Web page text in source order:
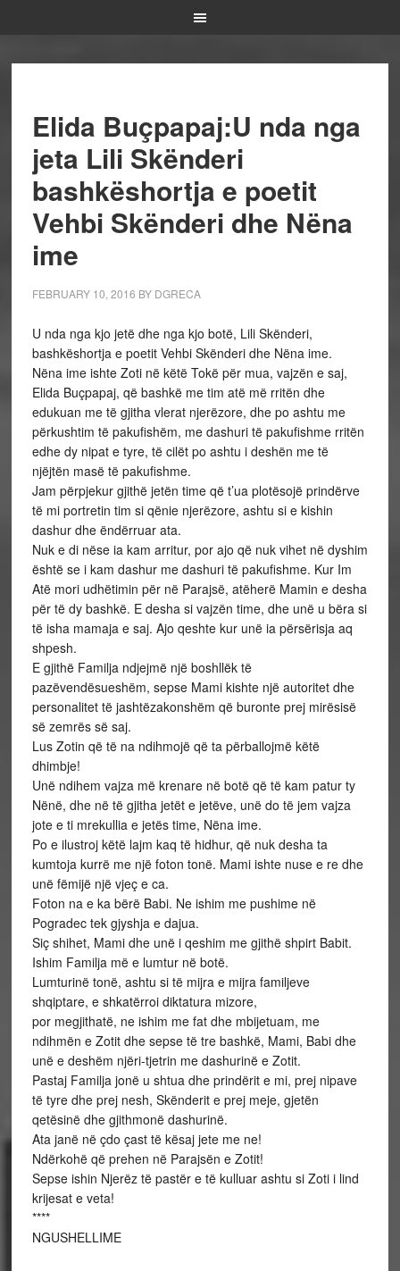
Elida Buçpapaj:U nda nga
jeta Lili Skënderi
bashkëshortja e poetit
Vehbi Skënderi dhe Nëna
ime
FEBRUARY 10, 2016 BY DGRECA
U nda nga kjo jetë dhe nga kjo botë, Lili Skënderi,
bashkëshortja e poetit Vehbi Skënderi dhe Nëna ime.
Nëna ime ishte Zoti në këtë Tokë për mua, vajzën e saj,
Elida Buçpapaj, që bashkë me tim atë më rritën dhe
edukuan me të gjitha vlerat njerëzore, dhe po ashtu me
përkushtim të pakufishëm, me dashuri të pakufishme rritën
edhe dy nipat e tyre, të cilët po ashtu i deshën me të
njëjtën masë të pakufishme.
Jam përpjekur gjithë jetën time që t’ua plotësojë prindërve
të mi portretin tim si qënie njerëzore, ashtu si e kishin
dashur dhe ëndërruar ata.
Nuk e di nëse ia kam arritur, por ajo që nuk vihet në dyshim
është se i kam dashur me dashuri të pakufishme. Kur Im
Atë mori udhëtimin për në Parajsë, atëherë Mamin e desha
për të dy bashkë. E desha si vajzën time, dhe unë u bëra si
të isha mamaja e saj. Ajo qeshte kur unë ia përsërisja aq
shpesh.
E gjithë Familja ndjejmë një boshllëk të
pazëvendësueshëm, sepse Mami kishte një autoritet dhe
personalitet të jashtëzakonshëm që buronte prej mirësisë
së zemrës së saj.
Lus Zotin që të na ndihmojë që ta përballojmë këtë
dhimbje!
Unë ndihem vajza më krenare në botë që të kam patur ty
Nënë, dhe në të gjitha jetët e jetëve, unë do të jem vajza
jote e ti mrekullia e jetës time, Nëna ime.
Po e ilustroj këtë lajm kaq të hidhur, që nuk desha ta
kumtoja kurrë me një foton tonë. Mami ishte nuse e re dhe
unë fëmijë një vjeç e ca.
Foton na e ka bërë Babi. Ne ishim me pushime në
Pogradec tek gjyshja e dajua.
Siç shihet, Mami dhe unë i qeshim me gjithë shpirt Babit.
Ishim Familja më e lumtur në botë.
Lumturinë tonë, ashtu si të mijra e mijra familjeve
shqiptare, e shkatërroi diktatura mizore,
por megjithatë, ne ishim me fat dhe mbijetuam, me
ndihmën e Zotit dhe sepse të tre bashkë, Mami, Babi dhe
unë e deshëm njëri-tjetrin me dashurinë e Zotit.
Pastaj Familja jonë u shtua dhe prindërit e mi, prej nipave
të tyre dhe prej nesh, Skënderit e prej meje, gjetën
qetësinë dhe gjithmonë dashurinë.
Ata janë në çdo çast të kësaj jete me ne!
Ndërkohë që prehen në Parajsën e Zotit!
Sepse ishin Njerëz të pastër e të kulluar ashtu si Zoti i lind
krijesat e veta!
****
NGUSHELLIME